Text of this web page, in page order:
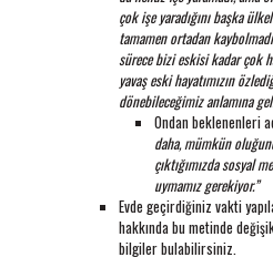
çok işe yaradığını başka
tamamen ortadan
sürece bizi eskisi kadar çok
yavaş eski hayatımızın
dönebileceğimiz anlamına
Ondan beklenenleri
daha, mümkün
çıktığımızda sosyal
uymamız gerekiyor.”
Evde geçirdiğiniz vakti
hakkında bu metinde
bilgiler bulabilirsiniz.